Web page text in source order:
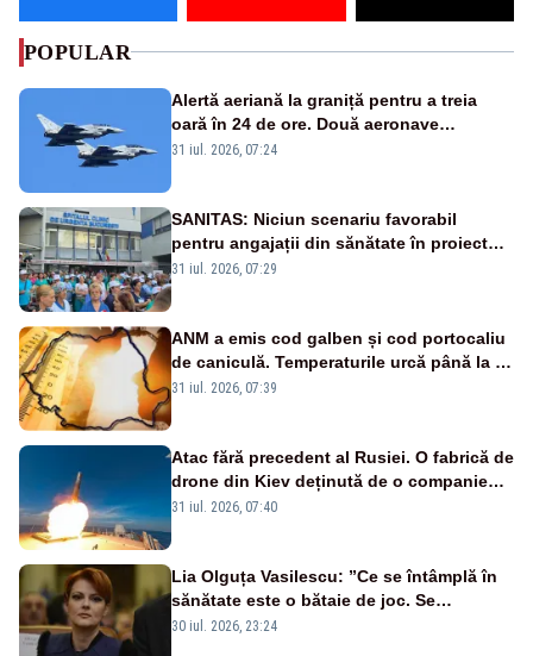
POPULAR
Alertă aeriană la graniță pentru a treia
oară în 24 de ore. Două aeronave
Eurofighter britanice au fost ridicate de la
31 iul. 2026, 07:24
SANITAS: Niciun scenariu favorabil
pentru angajații din sănătate în proiectul
Legii salarizării
31 iul. 2026, 07:29
ANM a emis cod galben și cod portocaliu
de caniculă. Temperaturile urcă până la 38
de grade, iar nopțile devin tropicale
31 iul. 2026, 07:39
Atac fără precedent al Rusiei. O fabrică de
drone din Kiev deținută de o companie
americană, distrusă de o rachetă
31 iul. 2026, 07:40
Lia Olguța Vasilescu: ”Ce se întâmplă în
sănătate este o bătaie de joc. Se
guvernează extraordinar de prost”
30 iul. 2026, 23:24